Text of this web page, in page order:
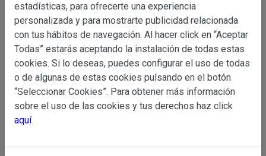
Mostrando del 1 al 12 de 19 productos
Ordenar por
Mostrar
Información
Básica
sobre
de Datos
OBJETO
Las presentes Condiciones Generales regulan la
web www.perustocks.es, del que es titular ALBERT
YACARINE (en adelante, PERUSTOCKS).
La adquisición de cualesquiera de los productos
estadísticas, para ofrecerte una experiencia
personalizada y para mostrarte publicidad relacionada
con tus hábitos de navegación. Al hacer click en “Aceptar
Todas” estarás aceptando la instalación de todas estas
cookies. Si lo deseas, puedes configurar el uso de todas
o de algunas de estas cookies pulsando en el botón
“Seleccionar Cookies”. Para obtener más información
sobre el uso de las cookies y tus derechos haz click
aquí.